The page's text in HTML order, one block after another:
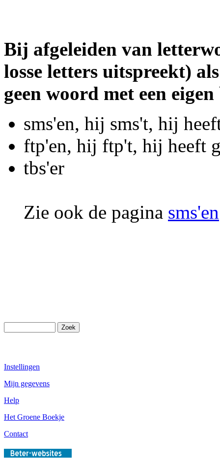
Bij afgeleiden van
losse letters uitspreekt)
geen woord met een
sms'en, hij sms't, hij
ftp'en, hij ftp't, hij heeft
tbs'er
Zie ook de pagina sms'en
Instellingen
Mijn gegevens
Help
Het Groene Boekje
Contact